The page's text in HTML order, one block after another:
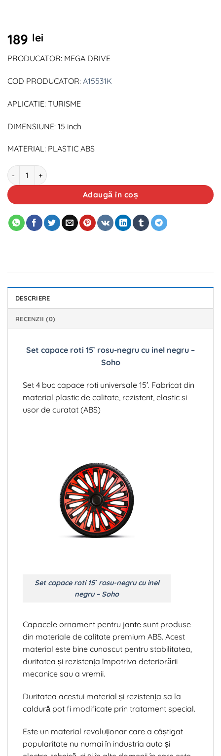
189 lei
PRODUCATOR: MEGA DRIVE
COD PRODUCATOR: A15531K
APLICATIE: TURISME
DIMENSIUNE: 15 inch
MATERIAL: PLASTIC ABS
Cantitate Set capace roti 15` rosu-negru cu inel negru - Soho
Adaugă în coș
DESCRIERE
RECENZII (0)
Set capace roti 15` rosu-negru cu inel negru –
Soho
Set 4 buc capace roti universale 15′. Fabricat din
material plastic de calitate, rezistent, elastic si
usor de curatat (ABS)
Set capace roti 15` rosu-negru cu inel
negru – Soho
Capacele ornament pentru jante sunt produse
din materiale de calitate premium ABS. Acest
material este bine cunoscut pentru stabilitatea,
duritatea și rezistența împotriva deteriorării
mecanice sau a vremii.
Duritatea acestui material și rezistența sa la
caldură pot fi modificate prin tratament special.
Este un material revoluționar care a câștigat
popularitate nu numai în industria auto și